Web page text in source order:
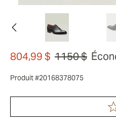
804,99 $ 1150 $
Produit #20168378075